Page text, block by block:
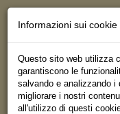
Informazioni sui cookie
Questo sito web utilizza
garantiscono le
salvando e analizzando i
migliorare i nostri
all'utilizzo di questi